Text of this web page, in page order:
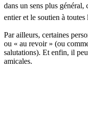
dans un sens plus général,
entier et le soutien à toutes
Par ailleurs, certaines
ou « au revoir » (ou
salutations). Et enfin, il
amicales.